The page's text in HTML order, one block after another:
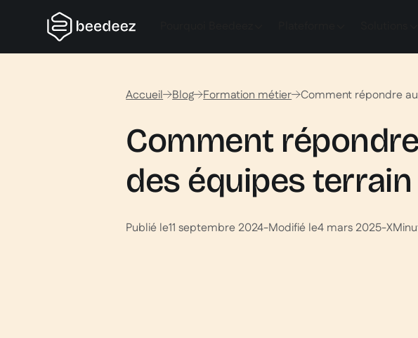
Accueil Blog Formation métier Comment répondre
Comment
des équipes terrain
Publié le11 septembre 2024-Modifié le4 mars 2025-X